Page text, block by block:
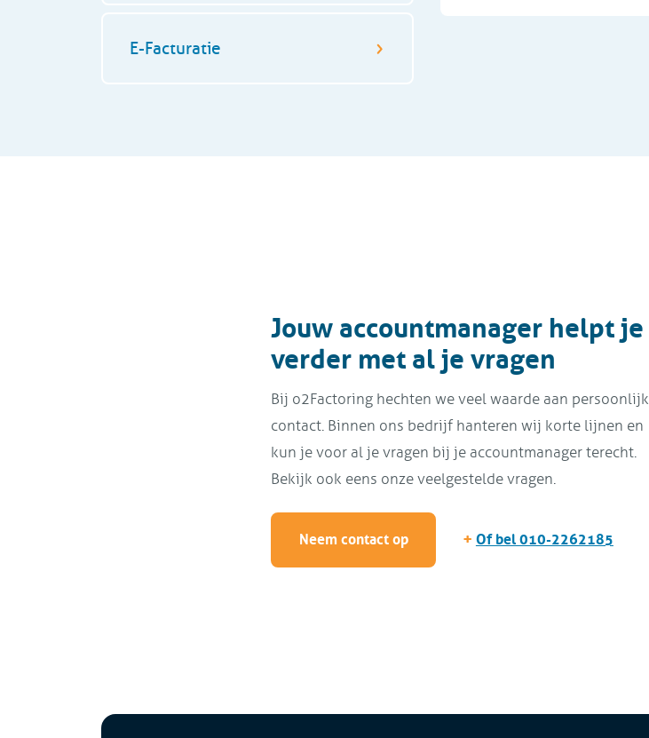
E-Facturatie
Jouw accountmanager helpt je
verder met al je vragen
Bij o2Factoring hechten we veel waarde aan persoonlijk
contact. Binnen ons bedrijf hanteren wij korte lijnen en
kun je voor al je vragen bij je accountmanager terecht.
Bekijk ook eens onze veelgestelde vragen.
Neem contact op + Of bel 010-2262185